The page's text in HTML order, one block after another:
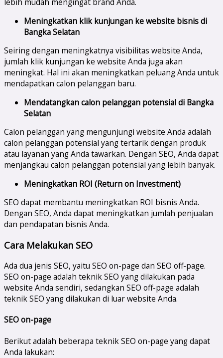
lebih mudah mengingat brand Anda.
Meningkatkan klik kunjungan ke website bisnis di
Bangka Selatan
Seiring dengan meningkatnya visibilitas website Anda,
jumlah klik kunjungan ke website Anda juga akan
meningkat. Hal ini akan meningkatkan peluang Anda untuk
mendapatkan calon pelanggan baru.
Mendatangkan calon pelanggan potensial di Bangka
Selatan
Calon pelanggan yang mengunjungi website Anda adalah
calon pelanggan potensial yang tertarik dengan produk
atau layanan yang Anda tawarkan. Dengan SEO, Anda dapat
menjangkau calon pelanggan potensial yang lebih banyak.
Meningkatkan ROI (Return on Investment)
SEO dapat membantu meningkatkan ROI bisnis Anda.
Dengan SEO, Anda dapat meningkatkan jumlah penjualan
dan pendapatan bisnis Anda.
Cara Melakukan SEO
Ada dua jenis SEO, yaitu SEO on-page dan SEO off-page.
SEO on-page adalah teknik SEO yang dilakukan pada
website Anda sendiri, sedangkan SEO off-page adalah
teknik SEO yang dilakukan di luar website Anda.
SEO on-page
Berikut adalah beberapa teknik SEO on-page yang dapat
Anda lakukan: